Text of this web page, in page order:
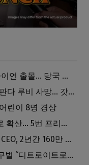
샌디마스 주택가에 대형 마운틴 라이언 출몰… 당국 긴급 대응, 주민 접근 자제 당부
산타바바라 동물원 사랑받던 레서판다 루비 사망… 갓 태어난 새끼 2마리 잃은 지 수주 만
린이 8명 경상
고먼 인근 리지 산불 1,000에이커로 확산… 5번 프리웨이 양방향 전면 폐쇄
세금 지원받는 남가주 비영리단체 CEO, 2년간 160만 달러 이상 받아… 미사용 휴가수당만 수십만 달러
몸은 다저스에 있는데 마음은…스쿠벌 “디트로이트로 돌아가고파”